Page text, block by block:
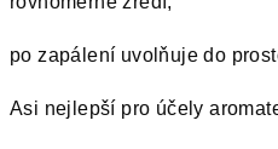
po zapálení uvolňuje do
Asi nejlepší pro účely